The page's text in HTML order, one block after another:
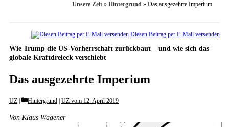
Unsere Zeit » Hintergrund » Das ausgezehrte Imperium
Diesen Beitrag per E-Mail versenden
Wie Trump die US-Vorherrschaft zurückbaut – und wie sich das
globale Kraftdreieck verschiebt
Das ausgezehrte Imperium
UZ Categories
Hintergrund UZ vom 12. April 2019
Von Klaus Wagener